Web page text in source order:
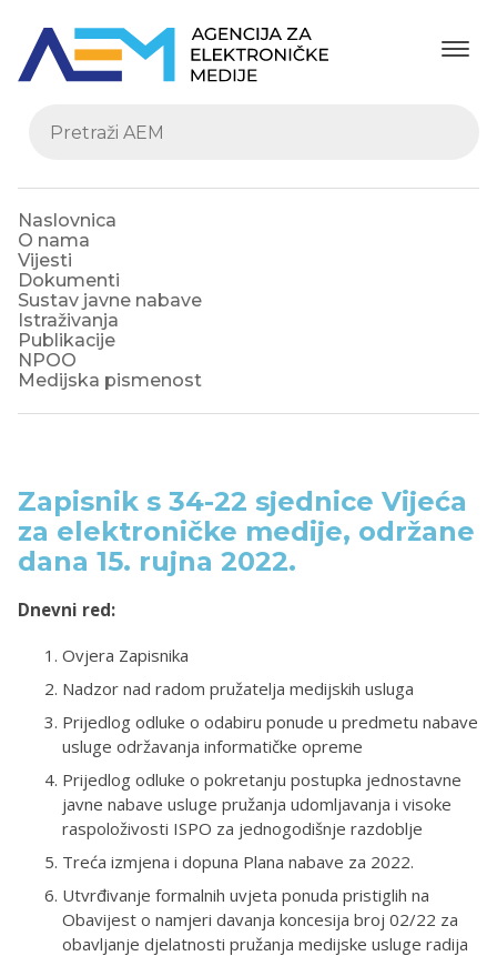
Naslovnica
O nama
Vijesti
Dokumenti
Sustav javne nabave
Istraživanja
Publikacije
NPOO
Medijska pismenost
Zapisnik s 34-22 sjednice Vijeća
za elektroničke medije, održane
dana 15. rujna 2022.
Dnevni red:
Ovjera Zapisnika
Nadzor nad radom pružatelja medijskih usluga
Prijedlog odluke o odabiru ponude u predmetu nabave
usluge održavanja informatičke opreme
Prijedlog odluke o pokretanju postupka jednostavne
javne nabave usluge pružanja udomljavanja i visoke
raspoloživosti ISPO za jednogodišnje razdoblje
Treća izmjena i dopuna Plana nabave za 2022.
Utvrđivanje formalnih uvjeta ponuda pristiglih na
Obavijest o namjeri davanja koncesija broj 02/22 za
obavljanje djelatnosti pružanja medijske usluge radija